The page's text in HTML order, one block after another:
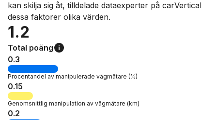
kan skilja sig åt, tilldelade dataexperter på carVertical
dessa faktorer olika värden.
1.2
Total poäng
0.3
Procentandel av manipulerade vägmätare (%)
0.15
Genomsnittlig manipulation av vägmätare (km)
0.2